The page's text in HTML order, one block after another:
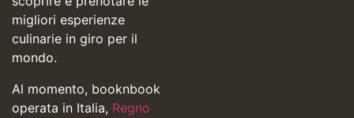
migliori esperienze
culinarie in giro per il
mondo.
Al momento, booknbook
operata in Italia, Regno